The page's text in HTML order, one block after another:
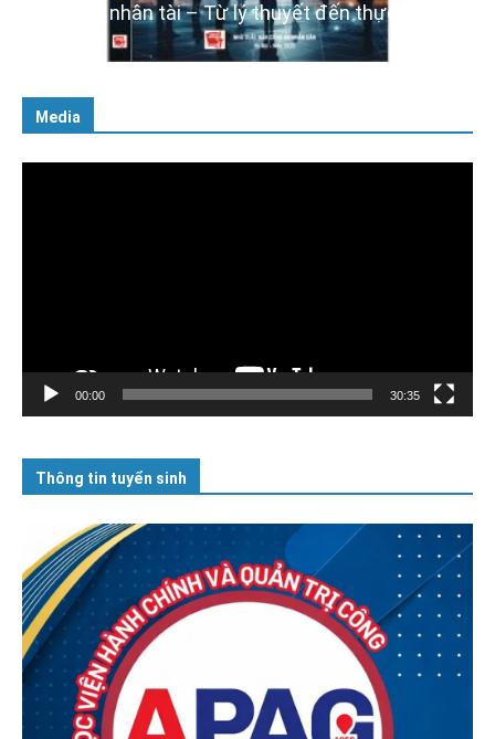
tư cách người Công an cách mạng”
Media
00:00 30:35
Thông tin tuyển sinh